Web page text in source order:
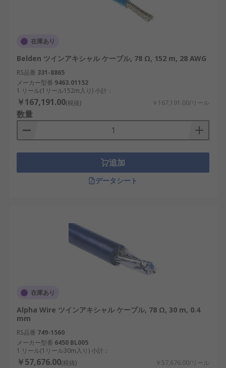
在庫あり
Belden ツインアキシャル ケーブル, 78 Ω, 152 m, 28 AWG
RS品番 331-8865
メーカー型番 9463.01152
1 リール(1リール152m入り) 小計：
￥167,191.00(税抜) ￥167,191.00/リール
数量
追加
データシート
在庫あり
Alpha Wire ツインアキシャル ケーブル, 78 Ω, 30 m, 0.4
mm
RS品番 749-1560
メーカー型番 6450 BL005
1 リール(1リール30m入り) 小計：
￥57,676.00(税抜) ￥57,676.00/リール